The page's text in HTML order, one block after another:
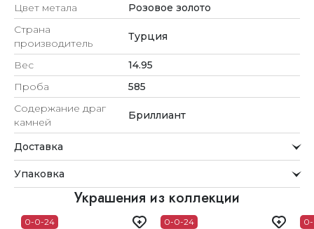
Цвет метала
Розовое золото
Страна
производитель
Турция
Вес
14.95
Проба
585
Содержание драг
камней
Бриллиант
Доставка
Мы стремимся обрабатывать заказы максимально
быстро и доставлять их прямо до вашей двери в
удобное для вас время.
Доставка
Упаковка
Внимание к деталям
Каждое украшение проходит тщательную проверку
перед отправкой.
Украшения из коллекции
0-0-24 0-0-24